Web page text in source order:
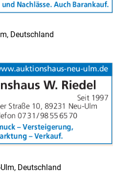
Deutschland
Deutschland